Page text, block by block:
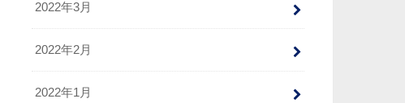
2022年3月
2022年2月
2022年1月